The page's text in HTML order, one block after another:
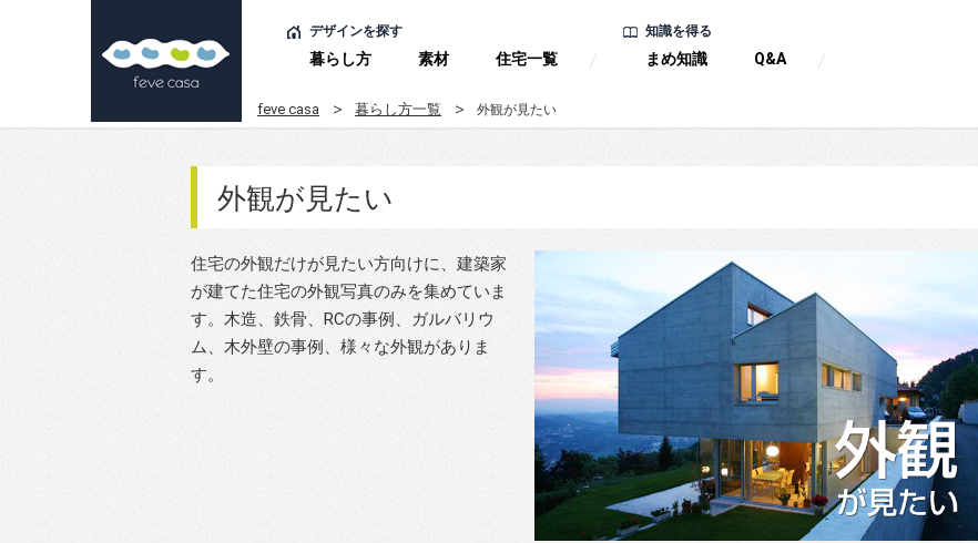
デザインを探す
暮らし方 素材 住宅一覧
知識を得る
まめ知識 Q&A
feve casa 暮らし方一覧 外観が見たい
外観が見たい
住宅の外観だけが見たい方向けに、建築家
が建てた住宅の外観写真のみを集めていま
す。木造、鉄骨、RCの事例、ガルバリウ
ム、木外壁の事例、様々な外観がありま
す。